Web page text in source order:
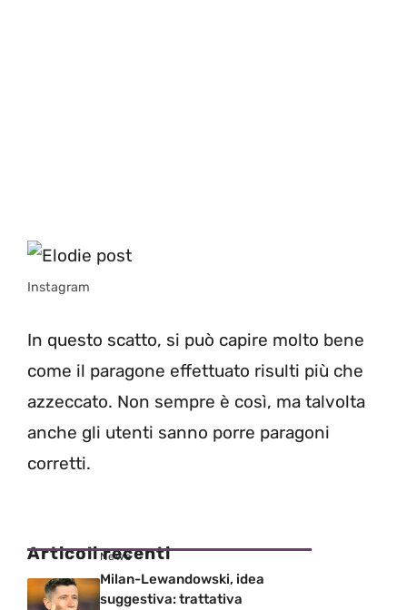
Instagram
In questo scatto, si può capire molto bene
come il paragone effettuato risulti più che
azzeccato. Non sempre è così, ma talvolta
anche gli utenti sanno porre paragoni
corretti.
Articoli recenti
News
Milan-Lewandowski, idea
suggestiva: trattativa